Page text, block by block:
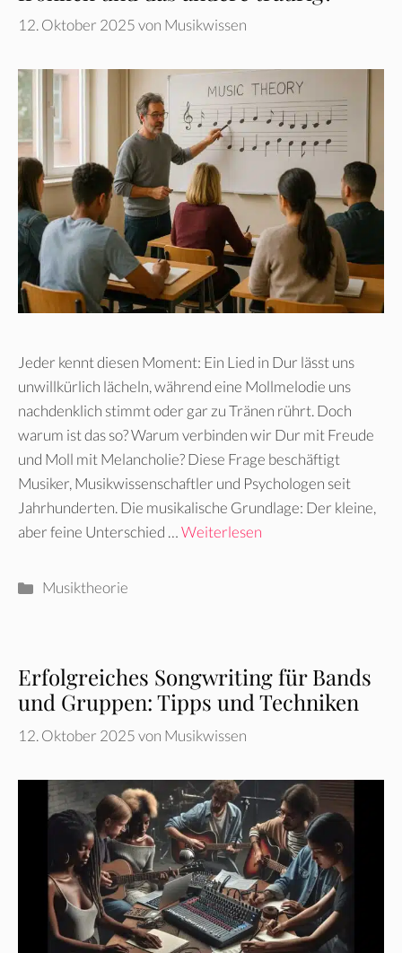
12. Oktober 2025von Musikwissen
Jeder kennt diesen Moment: Ein Lied in Dur lässt uns
unwillkürlich lächeln, während eine Mollmelodie uns
nachdenklich stimmt oder gar zu Tränen rührt. Doch
warum ist das so? Warum verbinden wir Dur mit Freude
und Moll mit Melancholie? Diese Frage beschäftigt
Musiker, Musikwissenschaftler und Psychologen seit
Jahrhunderten. Die musikalische Grundlage: Der kleine,
aber feine Unterschied …Weiterlesen
Kategorien
Musiktheorie
Erfolgreiches Songwriting für Bands
und Gruppen: Tipps und Techniken
12. Oktober 2025von Musikwissen